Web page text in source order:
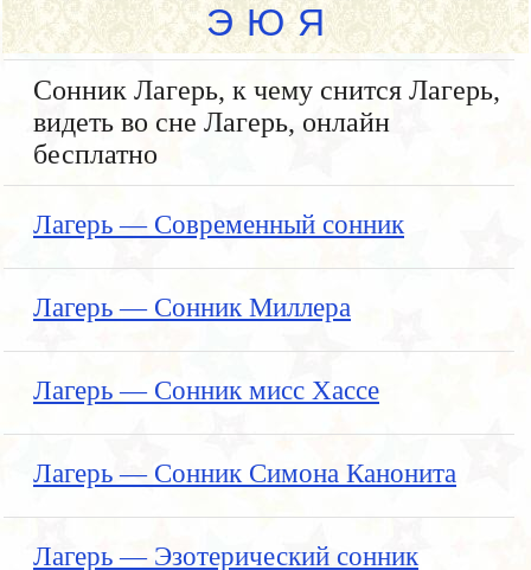
Э Ю Я
Сонник Лагерь, к чему снится Лагерь,
видеть во сне Лагерь, онлайн
бесплатно
Лагерь — Современный сонник
Лагерь — Сонник Миллера
Лагерь — Сонник мисс Хассе
Лагерь — Сонник Симона Канонита
Лагерь — Эзотерический сонник